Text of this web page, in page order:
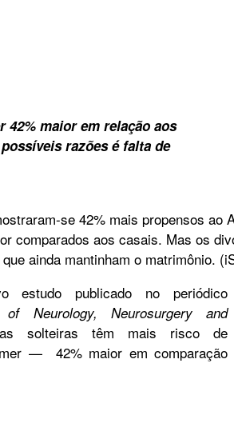
42% maior em relação aos
razões é falta de
se 42% mais propensos ao
comparados aos casais. Mas os
ainda mantinham o matrimônio.
estudo publicado no periódico
of Neurology, Neurosurgery and
solteiras têm mais risco de
— 42% maior em comparação